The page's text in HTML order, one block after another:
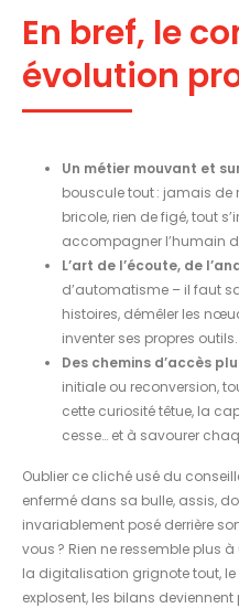
En bref, le
évolution
Un métier mouvant et
bouscule tout : jamais de
bricole, rien de figé, tout
accompagner l’humain
L’art de l’écoute, de
d’automatisme – il faut
histoires, démêler les
inventer ses propres outils.
Des chemins d’accès
initiale ou reconversion,
cette curiosité têtue, la
cesse… et à savourer
Oublier ce cliché usé du
enfermé dans sa bulle, assis,
invariablement posé derrière
vous ? Rien ne ressemble plus
la digitalisation grignote tout,
explosent, les bilans